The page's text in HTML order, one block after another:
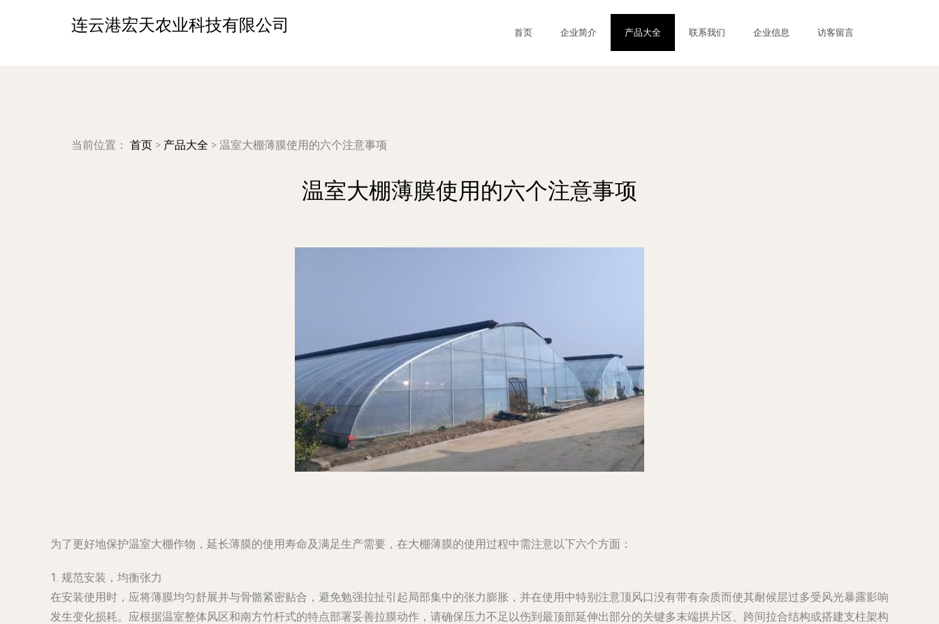
连云港宏天农业科技有限公司 首页 企业简介 产品大全 联系我们 企业信息 访客留言
当前位置： 首页 > 产品大全 > 温室大棚薄膜使用的六个注意事项
温室大棚薄膜使用的六个注意事项
为了更好地保护温室大棚作物，延长薄膜的使用寿命及满足生产需要，在大棚薄膜的使用过程中需注意以下六个方面：
1. 规范安装，均衡张力
在安装使用时，应将薄膜均匀舒展并与骨骼紧密贴合，避免勉强拉扯引起局部集中的张力膨胀，并在使用中特别注意顶风口没有带有杂质而使其耐候层过多受风光暴露影响
发生变化损耗。应根据温室整体风区和南方竹杆式的特点部署妥善拉膜动作，请确保压力不足以伤到最顶部延伸出部分的关键多末端拱片区、跨间拉合结构或搭建支柱架构